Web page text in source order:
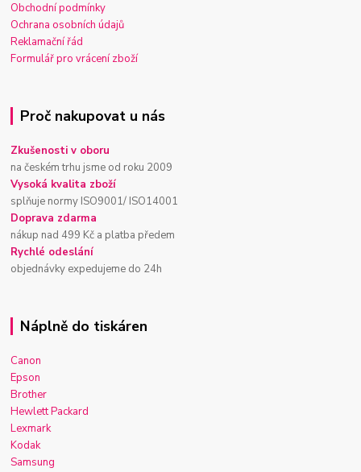
Obchodní podmínky
Ochrana osobních údajů
Reklamační řád
Formulář pro vrácení zboží
Proč nakupovat u nás
Zkušenosti v oboru
na českém trhu jsme od roku 2009
Vysoká kvalita zboží
splňuje normy ISO9001/ ISO14001
Doprava zdarma
nákup nad 499 Kč a platba předem
Rychlé odeslání
objednávky expedujeme do 24h
Náplně do tiskáren
Canon
Epson
Brother
Hewlett Packard
Lexmark
Kodak
Samsung